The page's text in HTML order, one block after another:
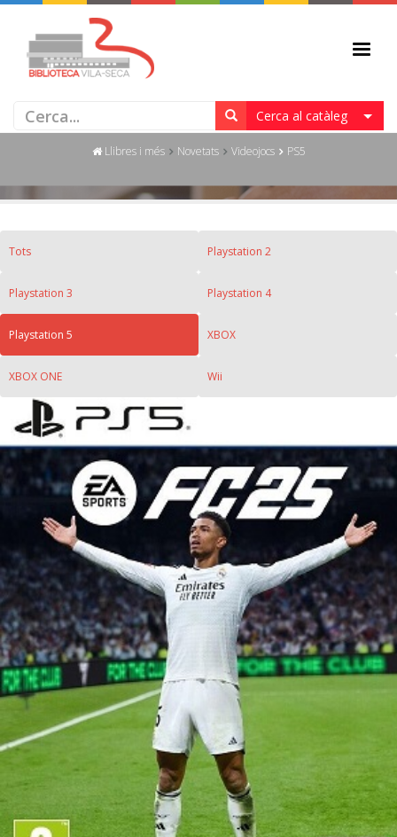
Cerca al catàleg
PS5
Llibres i més Novetats Videojocs PS5
Tots Playstation 2
Playstation 3 Playstation 4
Playstation 5 XBOX
XBOX ONE Wii